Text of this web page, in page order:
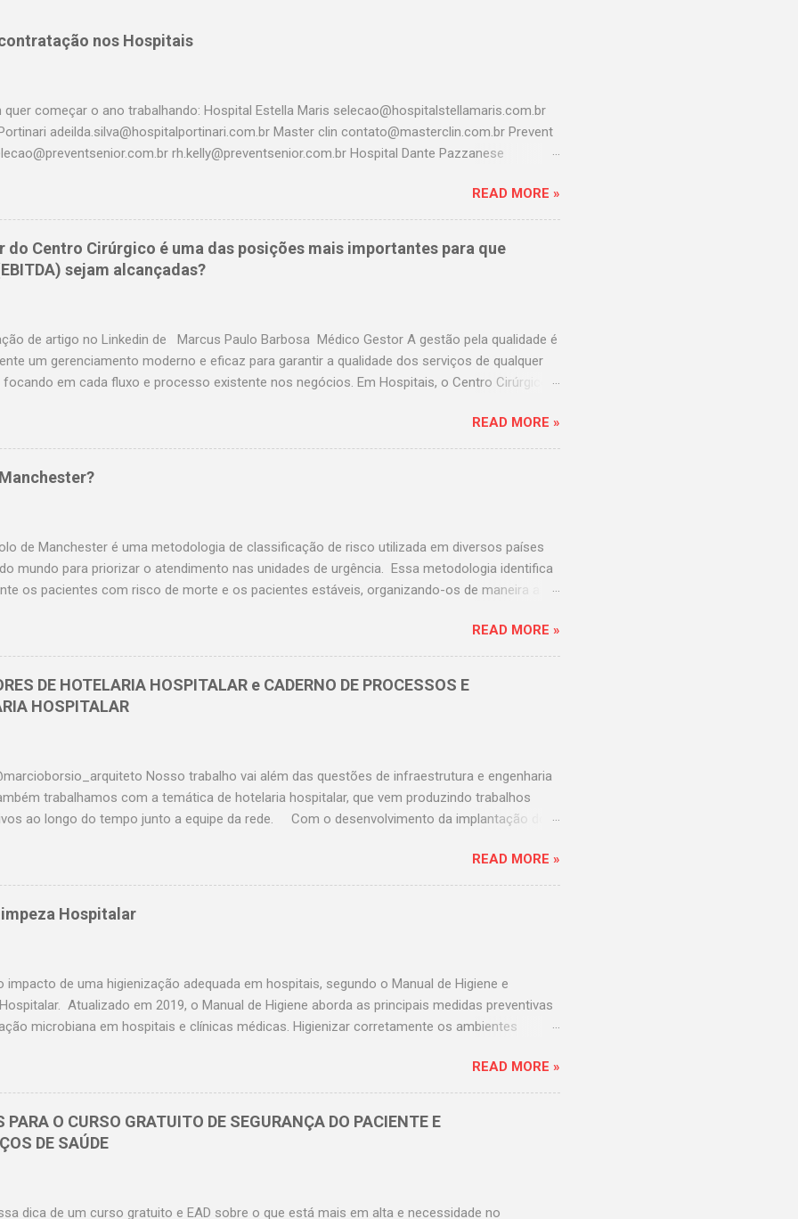
nos Hospitais
quer começar o ano trabalhando: Hospital Estella Maris selecao@hospitalstellamaris.com.br
adeilda.silva@hospitalportinari.com.br Master clin contato@masterclin.com.br Prevent
rh.kelly@preventsenior.com.br Hospital Dante Pazzanese
rhselecao@hospitalassuncao.com.br AACD mmodesto@aacd.org.br Hospital america
rh@hospitalamerica.com.br Hospital previna
Intermedica selecao@intermedica.com.br Hospital Samaritano
Hospital Santa Paula selecao@santapaula.com.br Hospital São Cristovão
Seconci selecao@seconci-sp.org.br Hospital Brasil
READ MORE »
do Centro Cirúrgico é uma das posições mais importantes para que
sejam alcançadas?
de artigo no Linkedin de Marcus Paulo Barbosa Médico Gestor A gestão pela qualidade é
um gerenciamento moderno e eficaz para garantir a qualidade dos serviços de qualquer
focando em cada fluxo e processo existente nos negócios. Em Hospitais, o Centro Cirúrgico
de produção indireta, portanto não é preciso explicar o impacto deste importantíssimo Centro
no IBITDA né? O que precisamos para um Centro Cirúrgico ter um bom movimento? Tenho o
de atuar tanto como Cirurgião quanto como Gestor, então posso lhes afirmar
READ MORE »
de Manchester é uma metodologia de classificação de risco utilizada em diversos países
mundo para priorizar o atendimento nas unidades de urgência. Essa metodologia identifica
os pacientes com risco de morte e os pacientes estáveis, organizando-os de maneira a
qualquer protocolo de classificação de risco é necessário ser um profissional graduado
conforme resolução do COFEN nº 423/2012. E para a aplicação do Protocolo de
é imprescindível ser certificado pelo GBCR _Grupo Brasileiro de Classificação de Risco que
a única instituição certificadora no Brasil. Crédito Imagem: Instagram
READ MORE »
DE HOTELARIA HOSPITALAR e CADERNO DE PROCESSOS E
HOSPITALAR
Nosso trabalho vai além das questões de infraestrutura e engenharia
trabalhamos com a temática de hotelaria hospitalar, que vem produzindo trabalhos
ao longo do tempo junto a equipe da rede. Com o desenvolvimento da implantação dos
percebida a necessidade da construção de uma ferramenta centralizada e simples para
dos indicadores dos processos da área. Para tanto, foi desenvolvido um painel online
dos resultados obtidos, organizado de forma a apresentar os indicadores de
temporal e detalhada. Nesse sentido, o manual de indicadores de hotelaria
READ MORE »
Hospitalar
impacto de uma higienização adequada em hospitais, segundo o Manual de Higiene e
Atualizado em 2019, o Manual de Higiene aborda as principais medidas preventivas
microbiana em hospitais e clínicas médicas. Higienizar corretamente os ambientes
O documento visa complementar o manual “ Segurança do paciente em serviços de saúde:
desinfecção de superfícies ”, publicado em 2012 pela Agência Nacional de Vigilância Sanitária
A proliferação ambiental de bactérias é um grande problema que atinge tanto o espaço
quanto os locais fora dele. Saiba a importância em cumprir com os procedimentos
para uma higienização hospitalar eficiente. Continue lendo o artigo e saiba mais sobre as
READ MORE »
PARA O CURSO GRATUITO DE SEGURANÇA DO PACIENTE E
DE SAÚDE
dica de um curso gratuito e EAD sobre o que está mais em alta e necessidade no